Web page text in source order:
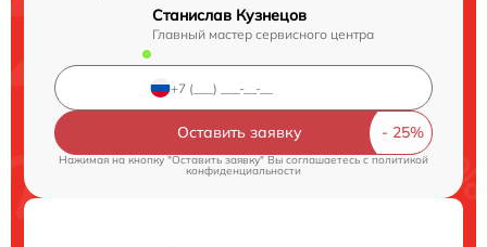
Станислав Кузнецов
Главный мастер сервисного центра
Оставить заявку
Нажимая на кнопку "Оставить заявку" Вы соглашаетесь cполитикой
конфиденциальности